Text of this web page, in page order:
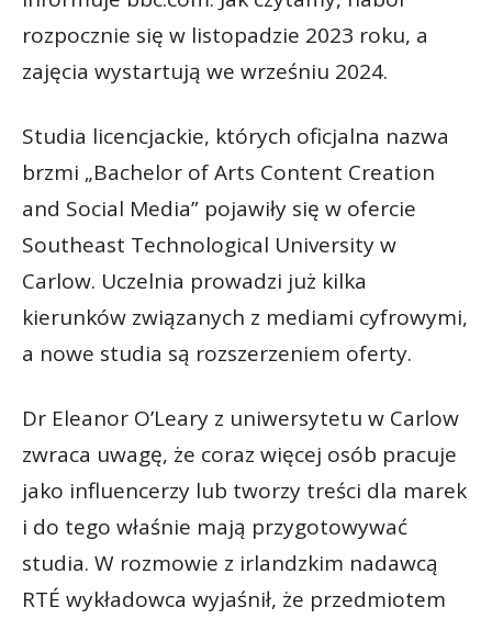
rozpocznie się w listopadzie 2023 roku, a
zajęcia wystartują we wrześniu 2024.
Studia licencjackie, których oficjalna nazwa
brzmi „Bachelor of Arts Content Creation
and Social Media” pojawiły się w ofercie
Southeast Technological University w
Carlow. Uczelnia prowadzi już kilka
kierunków związanych z mediami cyfrowymi,
a nowe studia są rozszerzeniem oferty.
Dr Eleanor O’Leary z uniwersytetu w Carlow
zwraca uwagę, że coraz więcej osób pracuje
jako influencerzy lub tworzy treści dla marek
i do tego właśnie mają przygotowywać
studia. W rozmowie z irlandzkim nadawcą
RTÉ wykładowca wyjaśnił, że przedmiotem